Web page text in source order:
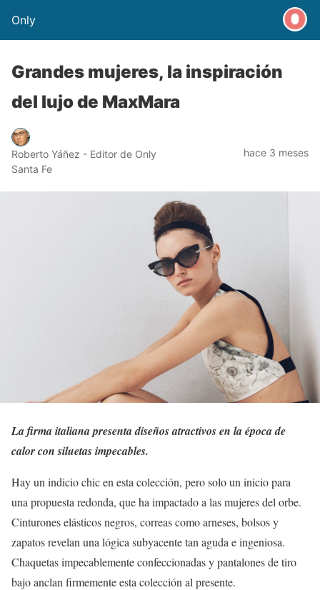
Only
Grandes mujeres, la inspiración
del lujo de MaxMara
Roberto Yáñez - Editor de Only
Santa Fe
hace 3 meses
La firma italiana presenta diseños atractivos en la época de
calor con siluetas impecables.
Hay un indicio chic en esta colección, pero solo un inicio para
una propuesta redonda, que ha impactado a las mujeres del orbe.
Cinturones elásticos negros, correas como arneses, bolsos y
zapatos revelan una lógica subyacente tan aguda e ingeniosa.
Chaquetas impecablemente confeccionadas y pantalones de tiro
bajo anclan firmemente esta colección al presente.